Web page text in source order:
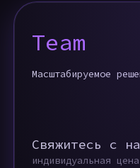
Team
Масштабируемое
Свяжитесь с
индивидуальная цена